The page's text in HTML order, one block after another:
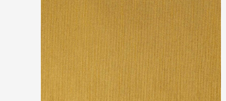
Дизайнерам
Контакты
+7 (4822) 453-534